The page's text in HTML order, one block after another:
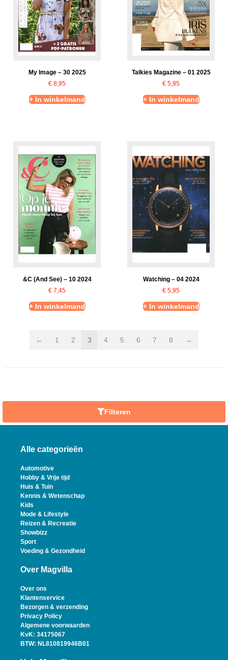
My Image – 30 2025
€ 8,95
+ In winkelmand
Talkies Magazine – 01 2025
€ 5,95
+ In winkelmand
&C (And See) – 10 2024
€ 7,45
+ In winkelmand
Watching – 04 2024
€ 5,95
+ In winkelmand
← 1 2 3 4 5 6 7 8 →
Filteren
Alle categorieën
Automotive
Hobby & Vrije tijd
Huis & Tuin
Kennis & Wetenschap
Kids
Mode & Lifestyle
Reizen & Recreatie
Showbizz
Sport
Voeding & Gezondheid
Over Magvilla
Over ons
Klantenservice
Bezorgen & verzending
Privacy Policy
Algemene voorwaarden
KvK: 34175067
BTW: NL810819946B01